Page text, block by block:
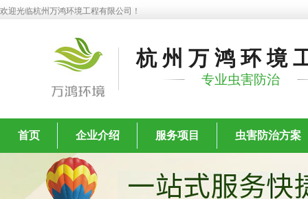
欢迎光临杭州万鸿环境工程有限公司！
杭州万鸿环境
专业虫害防治
首页 企业介绍 服务项目 虫害防治方案